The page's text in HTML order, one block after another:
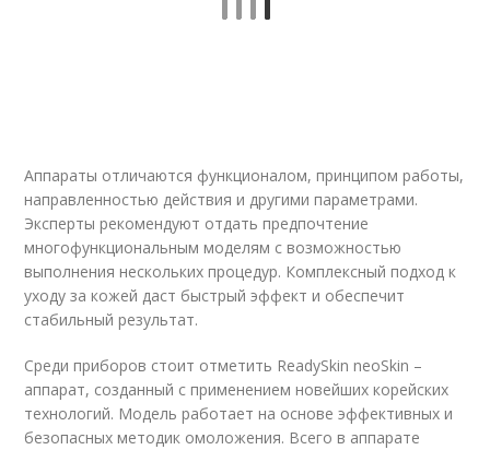
Аппараты отличаются функционалом, принципом работы,
направленностью действия и другими параметрами.
Эксперты рекомендуют отдать предпочтение
многофункциональным моделям с возможностью
выполнения нескольких процедур. Комплексный подход к
уходу за кожей даст быстрый эффект и обеспечит
стабильный результат.
Среди приборов стоит отметить ReadySkin neoSkin –
аппарат, созданный с применением новейших корейских
технологий. Модель работает на основе эффективных и
безопасных методик омоложения. Всего в аппарате